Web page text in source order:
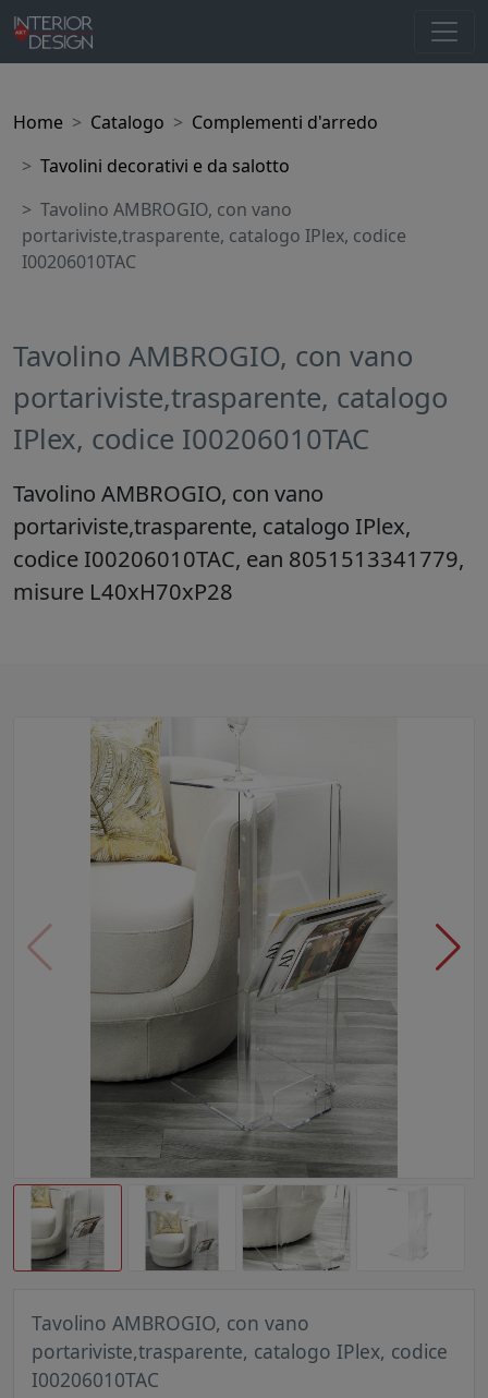
Home Catalogo
Complementi d'arredo
Tavolini decorativi e da salotto
Tavolino AMBROGIO, con vano
portariviste,trasparente, catalogo IPlex, codice
I00206010TAC
Tavolino AMBROGIO, con vano
portariviste,trasparente, catalogo
IPlex, codice I00206010TAC
Tavolino AMBROGIO, con vano
portariviste,trasparente, catalogo IPlex,
codice I00206010TAC, ean 8051513341779,
misure L40xH70xP28
Tavolino AMBROGIO, con vano
portariviste,trasparente, catalogo IPlex, codice
I00206010TAC